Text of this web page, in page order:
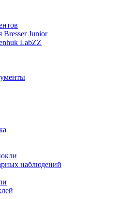
Bresser Junior
LabZZ
наблюдений